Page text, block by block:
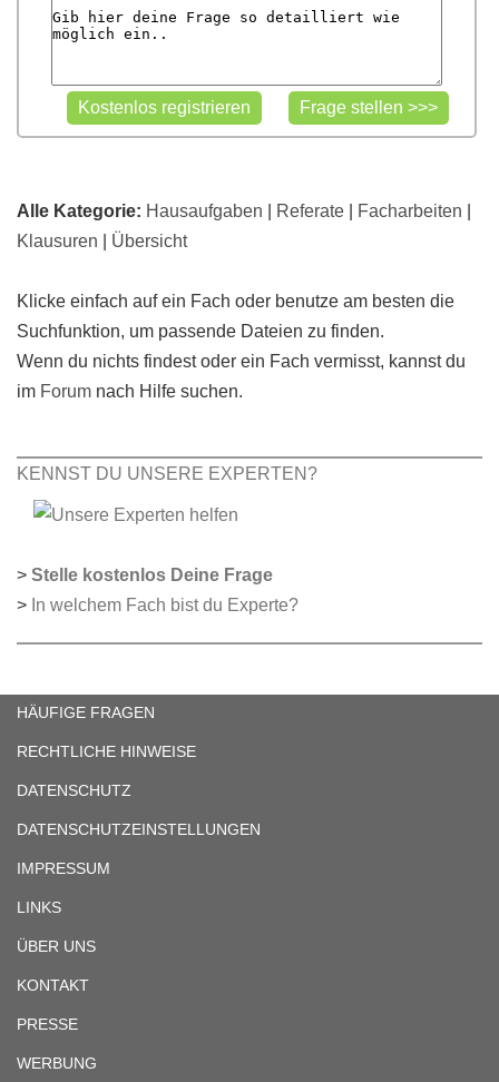
Alle Kategorie: Hausaufgaben Referate Facharbeiten
Klausuren
Übersicht
Klicke einfach auf ein Fach oder benutze am besten die
Suchfunktion, um passende Dateien zu finden.
Wenn du nichts findest oder ein Fach vermisst, kannst du
im Forum nach Hilfe suchen.
KENNST DU UNSERE EXPERTEN?
> Stelle kostenlos Deine Frage
> In welchem Fach bist du Experte?
HÄUFIGE FRAGEN
RECHTLICHE HINWEISE
DATENSCHUTZ
DATENSCHUTZEINSTELLUNGEN
IMPRESSUM
LINKS
ÜBER UNS
KONTAKT
PRESSE
WERBUNG